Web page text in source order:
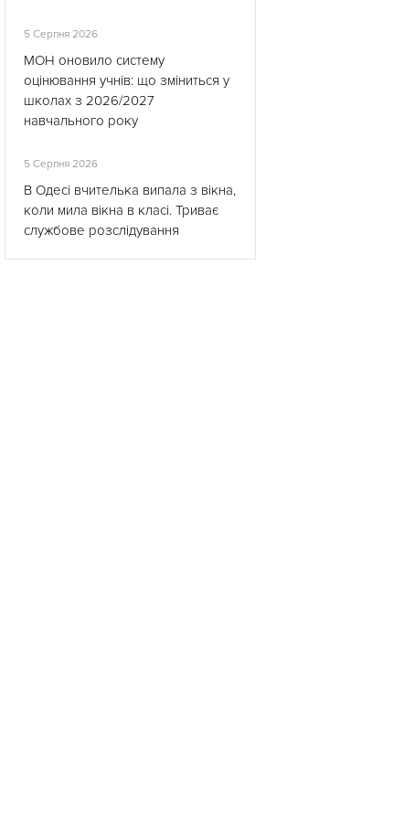
5 Серпня 2026
МОН оновило систему
оцінювання учнів: що зміниться у
школах з 2026/2027
навчального року
5 Серпня 2026
В Одесі вчителька випала з вікна,
коли мила вікна в класі. Триває
службове розслідування